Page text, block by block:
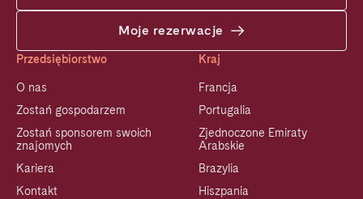
Moje rezerwacje
Przedsiębiorstwo
O nas
Zostań gospodarzem
Zostań sponsorem swoich
znajomych
Kariera
Kontakt
Kraj
Francja
Portugalia
Zjednoczone Emiraty
Arabskie
Brazylia
Hiszpania